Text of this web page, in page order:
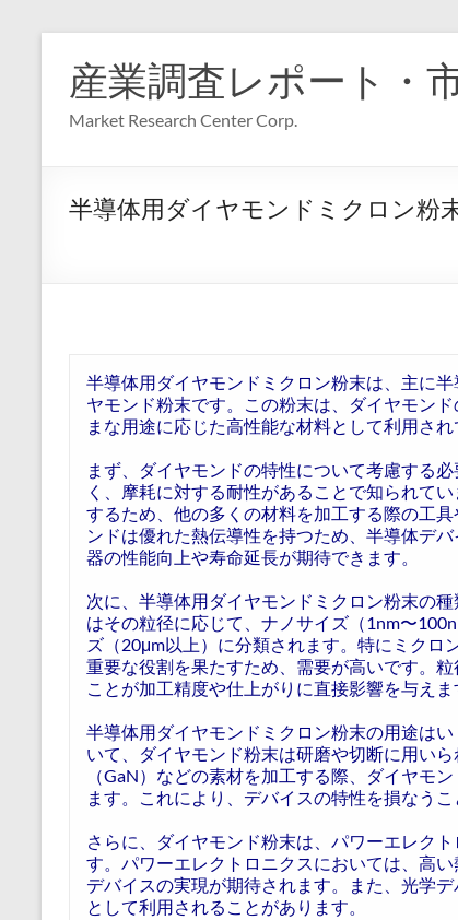
産業調査レポート・
Market Research Center Corp.
半導体用ダイヤモンドミクロン粉
半導体用ダイヤモンドミクロン粉末は、主に
ヤモンド粉末です。この粉末は、ダイヤモン
まな用途に応じた高性能な材料として利用され
まず、ダイヤモンドの特性について考慮する
く、摩耗に対する耐性があることで知られて
するため、他の多くの材料を加工する際の工
ンドは優れた熱伝導性を持つため、半導体デ
器の性能向上や寿命延長が期待できます。
次に、半導体用ダイヤモンドミクロン粉末の
はその粒径に応じて、ナノサイズ（1nm〜
ズ（20μm以上）に分類されます。特にミクロ
重要な役割を果たすため、需要が高いです。
ことが加工精度や仕上がりに直接影響を与えま
半導体用ダイヤモンドミクロン粉末の用途は
いて、ダイヤモンド粉末は研磨や切断に用い
（GaN）などの素材を加工する際、ダイヤモ
ます。これにより、デバイスの特性を損なう
さらに、ダイヤモンド粉末は、パワーエレク
す。パワーエレクトロニクスにおいては、高
デバイスの実現が期待されます。また、光学
として利用されることがあります。